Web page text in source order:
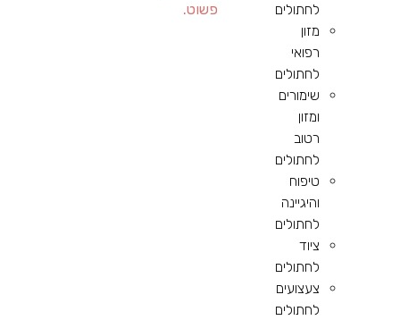
לחתולים
מזון
רפואי
לחתולים
שימורים
ומזון
רטוב
לחתולים
טיפוח
והיגיינה
לחתולים
ציוד
לחתולים
צעצועים
לחתולים